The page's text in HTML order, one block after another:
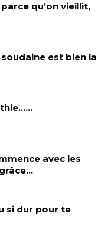
qu’on vieillit,
est bien la
avec les
si dur pour te